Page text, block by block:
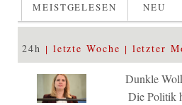
MEISTGELESEN NEU
24h letzte Woche letzter
Dunkle
Die Politik